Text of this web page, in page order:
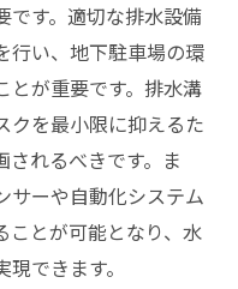
です。適切な排水設備
行い、地下駐車場の環
とが重要です。排水溝
クを最小限に抑えるた
れるべきです。ま
サーや自動化システム
ことが可能となり、水
できます。